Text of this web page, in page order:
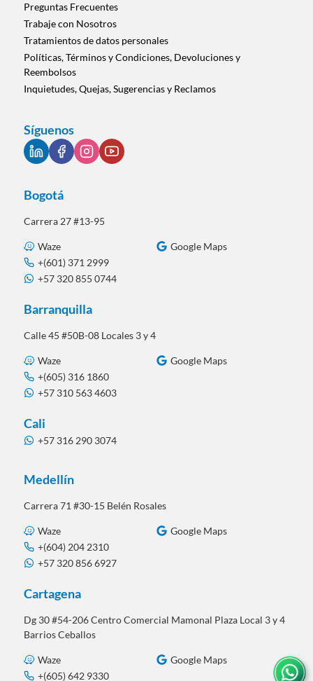
Preguntas Frecuentes
Trabaje con Nosotros
Tratamientos de datos personales
Políticas, Términos y Condiciones, Devoluciones y
Reembolsos
Inquietudes, Quejas, Sugerencias y Reclamos
Síguenos
Bogotá
Carrera 27 #13-95
Waze
Google Maps
+(601) 371 2999
+57 320 855 0744
Barranquilla
Calle 45 #50B-08 Locales 3 y 4
Waze
Google Maps
+(605) 316 1860
+57 310 563 4603
Cali
+57 316 290 3074
Medellín
Carrera 71 #30-15 Belén Rosales
Waze
Google Maps
+(604) 204 2310
+57 320 856 6927
Cartagena
Dg 30 #54-206 Centro Comercial Mamonal Plaza Local 3 y 4
Barrios Ceballos
Waze
Google Maps
+(605) 642 9330